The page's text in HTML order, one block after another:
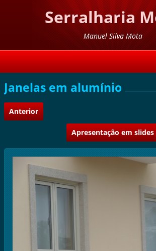
Serralharia
Manuel Silva Mota
Janelas em alumínio
Anterior
Apresentação em slides